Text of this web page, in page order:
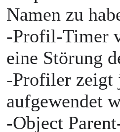
Namen zu
-Profil-Timer
eine Störung
-Profiler zeigt
aufgewendet
-Object